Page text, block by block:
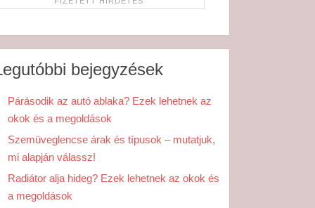
bejegyzések
Párásodik az autó ablaka? Ezek lehetnek az
okok és a megoldások
Szemüveglencse árak és típusok – mutatjuk,
mi alapján válassz!
Radiátor alja hideg? Ezek lehetnek az okok és
a megoldások